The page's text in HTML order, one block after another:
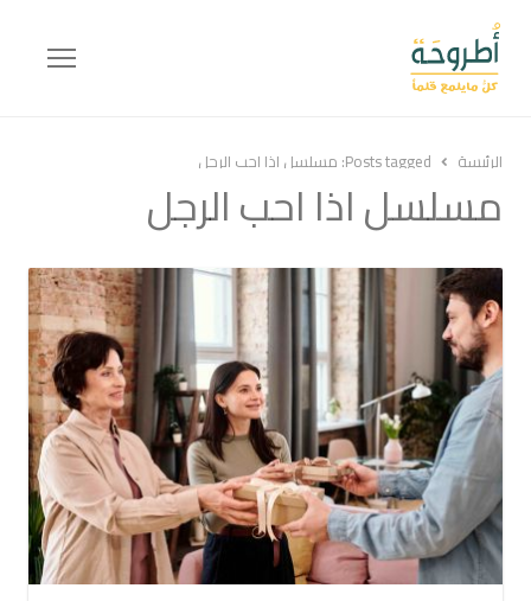
Menu
الرئيسة Posts tagged: مسلسل اذا احب الرجل
مسلسل اذا احب الرجل